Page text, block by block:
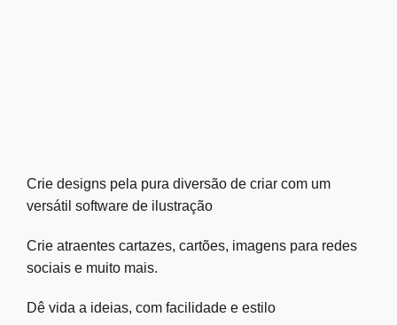
Crie designs pela pura diversão de criar com um
versátil software de ilustração
Crie atraentes cartazes, cartões, imagens para redes
sociais e muito mais.
Dê vida a ideias, com facilidade e estilo